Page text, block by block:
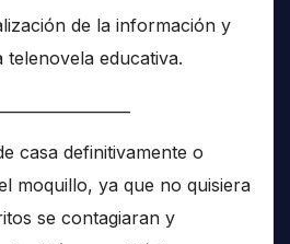
de la información y
telenovela educativa.
casa definitivamente o
moquillo, ya que no quisiera
se contagiaran y